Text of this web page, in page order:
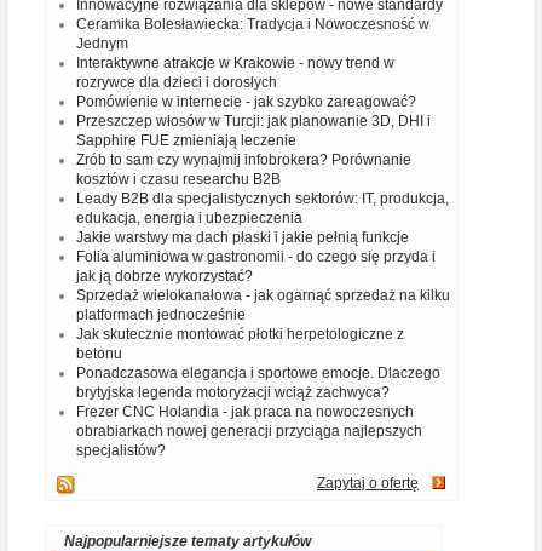
Innowacyjne rozwiązania dla sklepów - nowe standardy
Ceramika Bolesławiecka: Tradycja i Nowoczesność w
Jednym
Interaktywne atrakcje w Krakowie - nowy trend w
rozrywce dla dzieci i dorosłych
Pomówienie w internecie - jak szybko zareagować?
Przeszczep włosów w Turcji: jak planowanie 3D, DHI i
Sapphire FUE zmieniają leczenie
Zrób to sam czy wynajmij infobrokera? Porównanie
kosztów i czasu researchu B2B
Leady B2B dla specjalistycznych sektorów: IT, produkcja,
edukacja, energia i ubezpieczenia
Jakie warstwy ma dach płaski i jakie pełnią funkcje
Folia aluminiowa w gastronomii - do czego się przyda i
jak ją dobrze wykorzystać?
Sprzedaż wielokanałowa - jak ogarnąć sprzedaż na kilku
platformach jednocześnie
Jak skutecznie montować płotki herpetologiczne z
betonu
Ponadczasowa elegancja i sportowe emocje. Dlaczego
brytyjska legenda motoryzacji wciąż zachwyca?
Frezer CNC Holandia - jak praca na nowoczesnych
obrabiarkach nowej generacji przyciąga najlepszych
specjalistów?
Zapytaj o ofertę
Najpopularniejsze tematy artykułów